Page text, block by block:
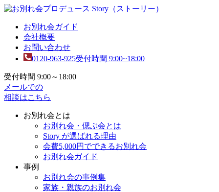
お別れ会ガイド
会社概要
お問い合わせ
0120-963-925受付時間 9:00~18:00
受付時間 9:00～18:00
メールでの
相談はこちら
お別れ会とは
お別れ会・偲ぶ会とは
Story が選ばれる理由
会費5,000円でできるお別れ会
お別れ会ガイド
事例
お別れ会の事例集
家族・親族のお別れ会